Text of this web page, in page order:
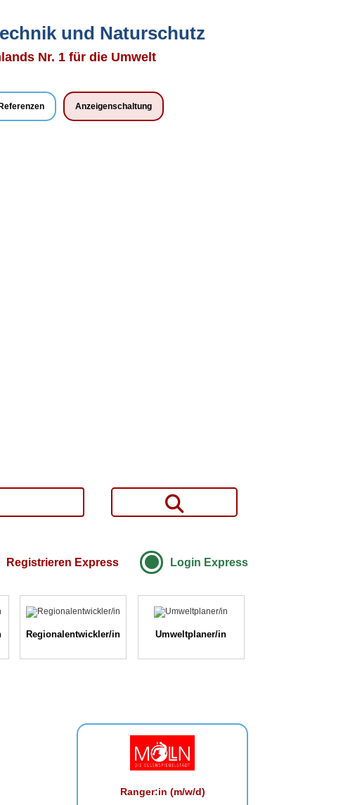
und Naturschutz
Nr. 1 für die Umwelt
Referenzen Anzeigenschaltung
Registrieren Express Login Express
Regionalentwickler/in Umweltplaner/in
Ranger:in (m/w/d)